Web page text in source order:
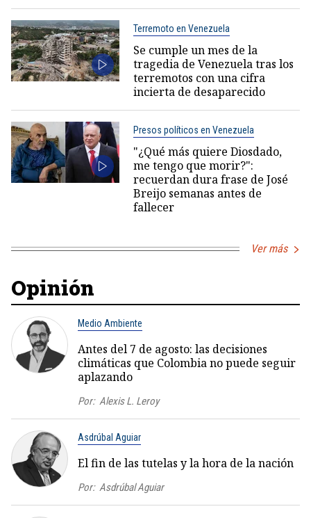
Terremoto en Venezuela
Se cumple un mes de la
tragedia de Venezuela tras los
terremotos con una cifra
incierta de desaparecido
Presos políticos en Venezuela
"¿Qué más quiere Diosdado,
me tengo que morir?":
recuerdan dura frase de José
Breijo semanas antes de
fallecer
Ver más
Opinión
Medio Ambiente
Antes del 7 de agosto: las decisiones
climáticas que Colombia no puede seguir
aplazando
Por: Alexis L. Leroy
Asdrúbal Aguiar
El fin de las tutelas y la hora de la nación
Por: Asdrúbal Aguiar